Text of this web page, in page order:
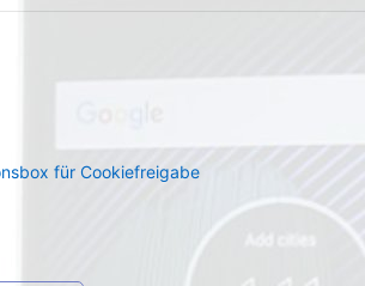
für Cookiefreigabe